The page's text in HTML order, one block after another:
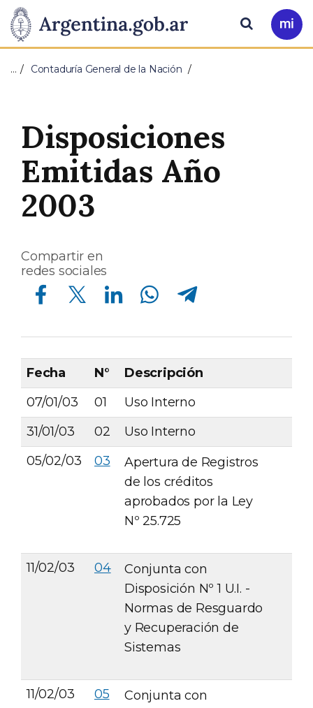
Presidencia
de
Nación
Pasar al contenido principal
Ir
a
Buscar
… Contaduría General de la Nación
Disposiciones
Emitidas Año
2003
Compartir en
redes sociales
Compartir en Facebook Compartir en Twitter Compartir en Linkedin Compartir en Whatsapp Compartir en Telegram
Fecha N°
Descripción
07/01/03
01
Uso Interno
31/01/03
02
Uso Interno
05/02/03
03
Apertura de Registros
de los créditos
aprobados por la Ley
Nº 25.725
11/02/03 04
Conjunta con
Disposición Nº 1 U.I. -
Normas de Resguardo
y Recuperación de
Sistemas
11/02/03 05
Conjunta con